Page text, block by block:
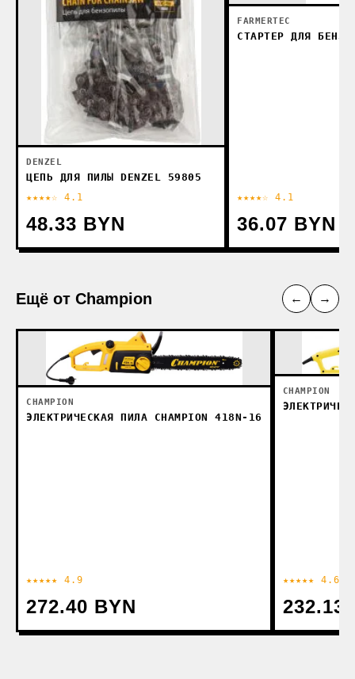
DENZEL
ЦЕПЬ ДЛЯ ПИЛЫ DENZEL 59805
★★★★☆ 4.1
48.33 BYN
FARMERTEC
СТАРТЕР ДЛЯ
★★★★☆ 4.1
36.07 BYN
Ещё от Champion ← →
CHAMPION
ЭЛЕКТРИЧЕСКАЯ ПИЛА CHAMPION 418N-16
★★★★★ 4.9
272.40 BYN
CHAMPION
★★★★★ 4.6
232.13